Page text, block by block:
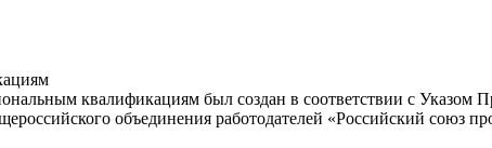
квалификациям был создан в соответствии с Указом
объединения работодателей «Российский союз